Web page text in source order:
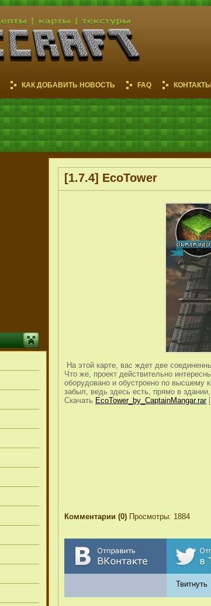
КАК ДОБАВИТЬ НОВОСТЬ FAQ КОНТАКТЫ
[1.7.4] EcoTower
На этой карте, вас ждет две
Что же, проект действительно
оборудовано и обустроено по высшему
забыл, ведь здесь есть, прямо в
Скачать EcoTower_by_CaptainMangar.rar
Комментарии (0) Просмотры: 1884
Твитнуть